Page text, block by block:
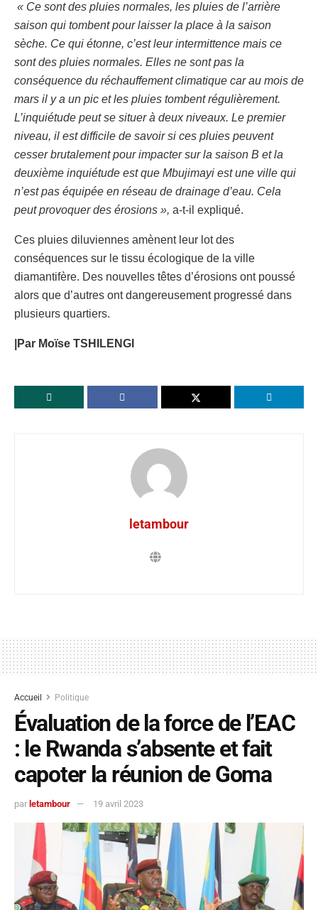
« Ce sont des pluies normales, les pluies de l’arrière
saison qui tombent pour laisser la place à la saison
sèche. Ce qui étonne, c’est leur intermittence mais ce
sont des pluies normales. Elles ne sont pas la
conséquence du réchauffement climatique car au mois de
mars il y a un pic et les pluies tombent régulièrement.
L’inquiétude peut se situer à deux niveaux. Le premier
niveau, il est difficile de savoir si ces pluies peuvent
cesser brutalement pour impacter sur la saison B et la
deuxième inquiétude est que Mbujimayi est une ville qui
n’est pas équipée en réseau de drainage d’eau. Cela
peut provoquer des érosions », a-t-il expliqué.
Ces pluies diluviennes amènent leur lot des
conséquences sur le tissu écologique de la ville
diamantifère. Des nouvelles têtes d’érosions ont poussé
alors que d’autres ont dangereusement progressé dans
plusieurs quartiers.
|Par Moïse TSHILENGI
letambour
Accueil Politique
Évaluation de la force de l’EAC
: le Rwanda s’absente et fait
capoter la réunion de Goma
par letambour 19 avril 2023